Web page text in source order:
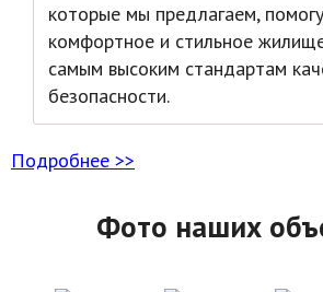
которые мы предлагаем,
комфортное и стильное
самым высоким стандартам
безопасности.
Подробнее >>
Фото наших